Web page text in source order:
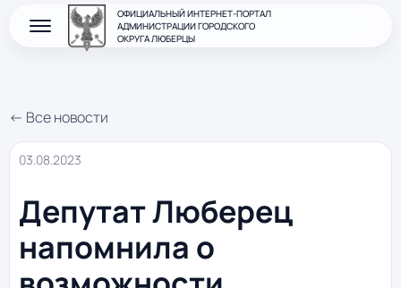
ОФИЦИАЛЬНЫЙ ИНТЕРНЕТ-ПОРТАЛ
АДМИНИСТРАЦИИ ГОРОДСКОГО
ОКРУГА ЛЮБЕРЦЫ
← Все новости
03.08.2023
Депутат Люберец
напомнила о